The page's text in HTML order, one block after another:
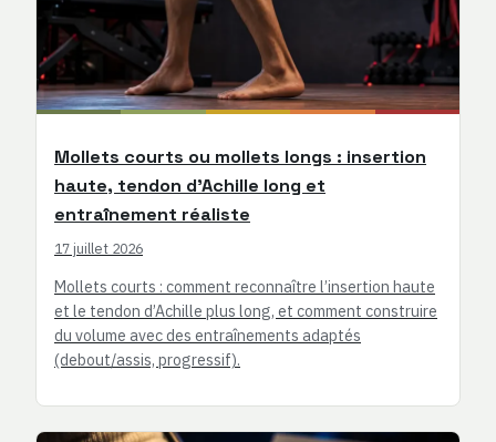
Mollets courts ou mollets longs : insertion
haute, tendon d’Achille long et
entraînement réaliste
17 juillet 2026
Mollets courts : comment reconnaître l’insertion haute
et le tendon d’Achille plus long, et comment construire
du volume avec des entraînements adaptés
(debout/assis, progressif).